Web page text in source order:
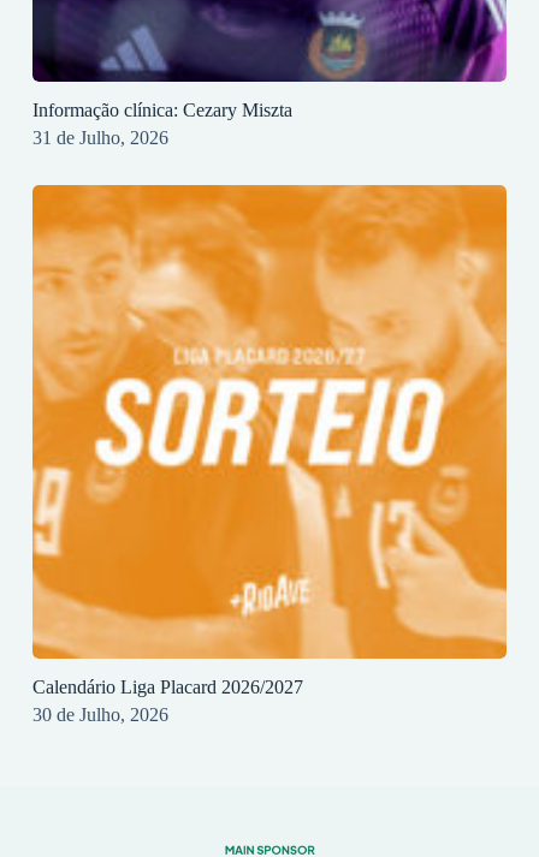
Informação clínica: Cezary Miszta
31 de Julho, 2026
Calendário Liga Placard 2026/2027
30 de Julho, 2026